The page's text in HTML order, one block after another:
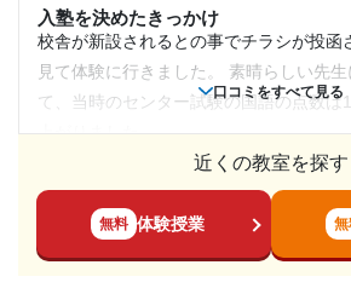
ベルの成績になり、高校では選抜クラ
志望校と合格状況
※料金は口コミされた方が支払った金額の目安です
能性がございますので、詳しくは塾にお問い合わせ
個別教室のトライ 宮崎駅前
通塾頻度
---
満たすのにも適切な場所に位置して舞い
授業以外のサポート
(相談・面談、家庭学習のサポート、授業以外のコ
自習室も綺麗であり、授業時間外であっ
2019年3月〜2020年3月(1年1ヶ月)
口コミをすべて見る
入塾を決めたきっかけ
校舎が新設されるとの事でチラシが投函
見て体験に行きました。 素晴らしい先
て、当時のセンター試験の国語の点数は
---
同じく料金設定と指導の質が良いです。
近くの教室を探す
無料 体験授業